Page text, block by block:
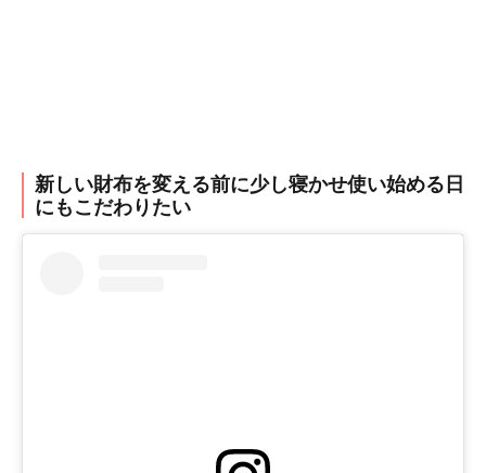
新しい財布を変える前に少し寝かせ使い始める日
にもこだわりたい